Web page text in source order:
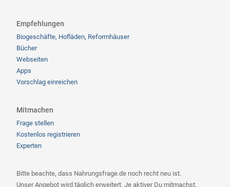
Empfehlungen
Biogeschäfte, Hofläden, Reformhäuser
Bücher
Webseiten
Apps
Vorschlag einreichen
Mitmachen
Frage stellen
Kostenlos registrieren
Experten
Bitte beachte, dass Nahrungsfrage.de noch recht neu ist.
Unser Angebot wird täglich erweitert. Je aktiver Du mitmachst,